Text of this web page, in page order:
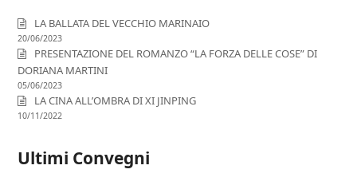
LA BALLATA DEL VECCHIO MARINAIO
20/06/2023
PRESENTAZIONE DEL ROMANZO “LA FORZA DELLE COSE” DI
DORIANA MARTINI
05/06/2023
LA CINA ALL’OMBRA DI XI JINPING
10/11/2022
Ultimi Convegni